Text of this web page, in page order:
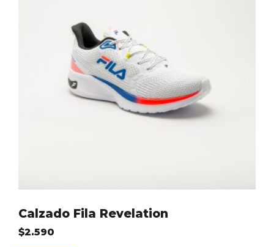
Calzado Fila Revelation
$2.590